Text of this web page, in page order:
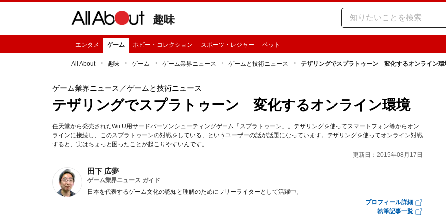
趣味
エンタメ ゲーム ホビー・コレクション スポーツ・レジャー ペット
All About 趣味 ゲーム ゲーム業界ニュース ゲームと技術ニュース テザリングでスプラトゥーン 変化するオンライン環
ゲーム業界ニュース ／ゲームと技術ニュース
テザリングでスプラトゥーン 変化するオンライン環境
任天堂から発売されたWii U用サードパーソンシューティングゲーム「スプラトゥーン」。テザリングを使ってスマートフォン等からオン
ラインに接続し、このスプラトゥーンの対戦をしている、というユーザーの話が話題になっています。テザリングを使ってオンライン対戦
すると、実はちょっと困ったことが起こりやすいんです。
更新日：2015年08月17日
田下 広夢
ゲーム業界ニュース ガイド
日本を代表するゲーム文化の認知と理解のためにフリーライターとして活躍中。
プロフィール詳細
執筆記事一覧